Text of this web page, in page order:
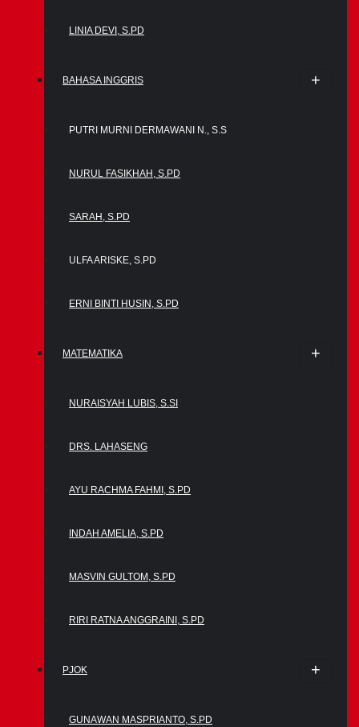
LINIA DEVI, S.PD
BAHASA INGGRIS
PUTRI MURNI DERMAWANI N., S.S
NURUL FASIKHAH, S.PD
SARAH, S.PD
ULFA ARISKE, S.PD
ERNI BINTI HUSIN, S.PD
MATEMATIKA
NURAISYAH LUBIS, S.SI
DRS. LAHASENG
AYU RACHMA FAHMI, S.PD
INDAH AMELIA, S.PD
MASVIN GULTOM, S.PD
RIRI RATNA ANGGRAINI, S.PD
PJOK
GUNAWAN MASPRIANTO, S.PD